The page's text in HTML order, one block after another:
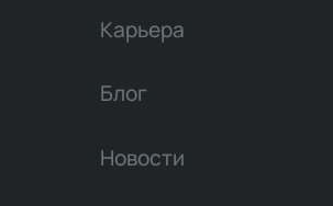
Карьера
Блог
Новости